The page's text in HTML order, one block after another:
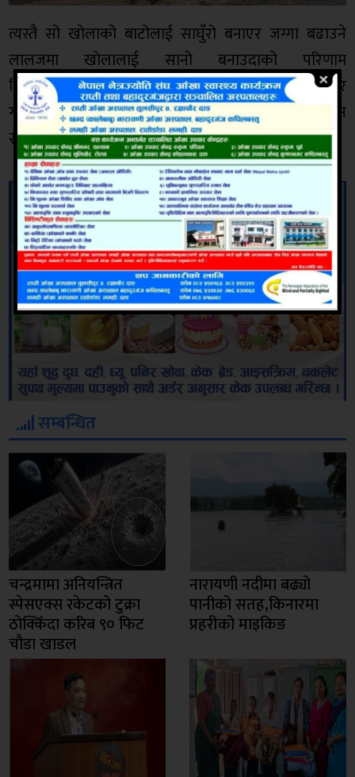
त्यस्तै सो खोलाको बाटोलाई साघुँरो बनाएर जग्गा बढाउने
लालजमा खोलालाई सानो बनाउदाको परिणाम
सिन्धुपाल्चोकको घटनाले देखाएको उदाहरणलाई मध्यनजर
गरेर सो स्थानमा तत्काल सम्बन्धित निकायले ध्यान दिन
स्थानीय बासीले अनुरोध गरेका छन् ।
सम्बन्धित
चन्द्रमामा अनियन्त्रित
स्पेसएक्स रकेटको टुक्रा
ठोक्किँदा करिब ९० फिट
चौडा खाडल
नारायणी नदीमा बढ्यो
पानीको सतह,किनारमा
प्रहरीको माइकिङ